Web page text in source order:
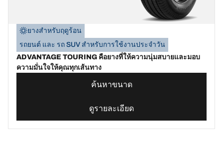
ยางสำหรับฤดูร้อน
รถยนต์ และ รถ SUV สำหรับการใช้งานประจำวัน
ADVANTAGE TOURING คือยางที่ให้ความนุ่มสบายและมอบ
ความมั่นใจให้คุณทุกเส้นทาง
ค้นหาขนาด
ดูรายละเอียด